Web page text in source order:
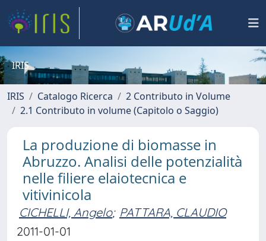
IRIS
IRIS Catalogo Ricerca
2 Contributo in Volume
2.1 Contributo in volume (Capitolo o Saggio)
La produzione di biomasse in
Abruzzo. Analisi delle potenzialità
nelle filiere elaiotecnica e
vitivinicola
CICHELLI, Angelo; PATTARA, CLAUDIO
2011-01-01